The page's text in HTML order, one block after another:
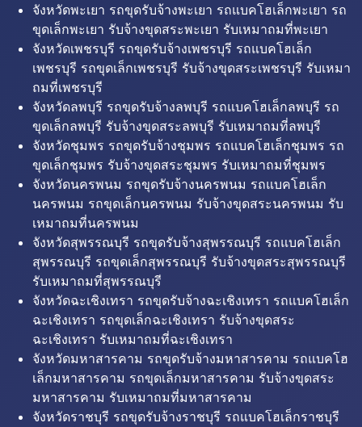
จังหวัดพะเยา รถขุดรับจ้างพะเยา รถแบคโฮเล็กพะเยา รถ
ขุดเล็กพะเยา รับจ้างขุดสระพะเยา รับเหมาถมที่พะเยา
จังหวัดเพชรบุรี รถขุดรับจ้างเพชรบุรี รถแบคโฮเล็ก
เพชรบุรี รถขุดเล็กเพชรบุรี รับจ้างขุดสระเพชรบุรี รับเหมา
ถมที่เพชรบุรี
จังหวัดลพบุรี รถขุดรับจ้างลพบุรี รถแบคโฮเล็กลพบุรี รถ
ขุดเล็กลพบุรี รับจ้างขุดสระลพบุรี รับเหมาถมที่ลพบุรี
จังหวัดชุมพร รถขุดรับจ้างชุมพร รถแบคโฮเล็กชุมพร รถ
ขุดเล็กชุมพร รับจ้างขุดสระชุมพร รับเหมาถมที่ชุมพร
จังหวัดนครพนม รถขุดรับจ้างนครพนม รถแบคโฮเล็ก
นครพนม รถขุดเล็กนครพนม รับจ้างขุดสระนครพนม รับ
เหมาถมที่นครพนม
จังหวัดสุพรรณบุรี รถขุดรับจ้างสุพรรณบุรี รถแบคโฮเล็ก
สุพรรณบุรี รถขุดเล็กสุพรรณบุรี รับจ้างขุดสระสุพรรณบุรี
รับเหมาถมที่สุพรรณบุรี
จังหวัดฉะเชิงเทรา รถขุดรับจ้างฉะเชิงเทรา รถแบคโฮเล็ก
ฉะเชิงเทรา รถขุดเล็กฉะเชิงเทรา รับจ้างขุดสระ
ฉะเชิงเทรา รับเหมาถมที่ฉะเชิงเทรา
จังหวัดมหาสารคาม รถขุดรับจ้างมหาสารคาม รถแบคโฮ
เล็กมหาสารคาม รถขุดเล็กมหาสารคาม รับจ้างขุดสระ
มหาสารคาม รับเหมาถมที่มหาสารคาม
จังหวัดราชบุรี รถขุดรับจ้างราชบุรี รถแบคโฮเล็กราชบุรี